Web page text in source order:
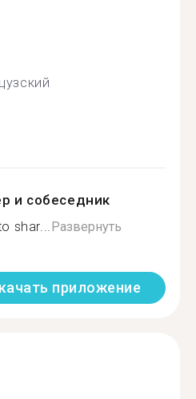
и собеседник
shar... Развернуть
приложение